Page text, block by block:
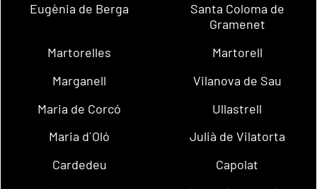
Eugènia de Berga
Santa Coloma de
Gramenet
Martorelles
Martorell
Marganell
Vilanova de Sau
Maria de Corcó
Ullastrell
Maria d´Oló
Julià de Vilatorta
Cardedeu
Capolat